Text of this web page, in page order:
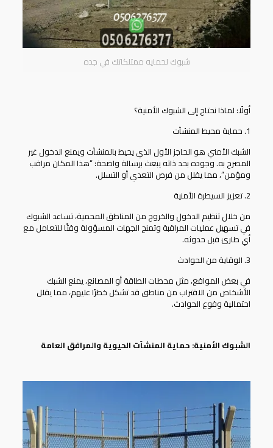
شبوك لحمايه ممتلكاتك في جده
أولًا: لماذا نحتاج إلى الشبوك الأمنية؟
1. حماية محيط المنشآت
الشبك الأمني هو الحاجز الأول الذي يحيط بالمنشآت ويمنع الدخول غير
المصرح به. وجوده بحد ذاته يبعث برسالة واضحة: “هذا المكان مراقب
ومؤمن”، مما يقلل من فرص التعدي أو التسلل.
2. تعزيز السيطرة الأمنية
من خلال تنظيم الدخول والخروج من المناطق المحمية، تساعد الشبوك
في تسهيل عمليات المراقبة وتمنح الجهات المسؤولة وقتًا للتعامل مع
أي طارئ قبل حدوثه.
3. الوقاية من الحوادث
في بعض المواقع، مثل محطات الطاقة أو المصانع، يمنع الشبك
الأشخاص من الاقتراب من مناطق قد تشكل خطرًا عليهم، مما يقلل
احتمالية وقوع الحوادث.
الشبوك الأمنية: حماية المنشآت الحيوية والمرافق العامة